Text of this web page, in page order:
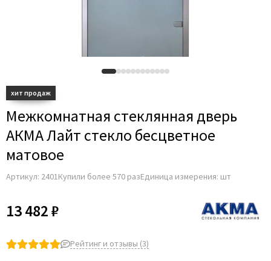
Межкомнатная стеклянная дверь
АКМА Лайт стекло бесцветное
матовое
Артикул: 2401Купили более 570 разЕдиница измерения: шт
13 482 ₽
Рейтинг и отзывы (3)